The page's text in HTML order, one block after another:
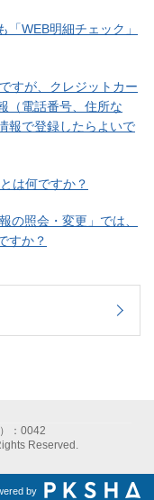
WEB明細チェック」
すが、クレジットカー
（電話番号、住所な
報で登録したらよいで
は何ですか？
の照会・変更」では、
すか？
：0042
Reserved.
by